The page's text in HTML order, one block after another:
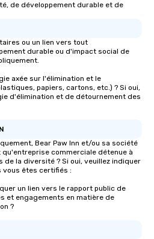
de développement durable et de
ou un lien vers tout
durable ou d'impact social de
axée sur l'élimination et le
papiers, cartons, etc.) ? Si oui,
d'élimination et de détournement des
Bear Paw Inn et/ou sa société
commerciale détenue à
de la diversité ? Si oui, veuillez indiquer
vous êtes certifiés :
un lien vers le rapport public de
et engagements en matière de
?